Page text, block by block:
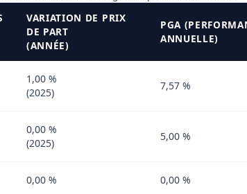
VARIATION DE PRIX
DE PART
(ANNÉE)
PGA
ANNUELLE)
1,00 %
(2025)
7,57 %
0,00 %
(2025)
5,00 %
0,00 % 0,00 %